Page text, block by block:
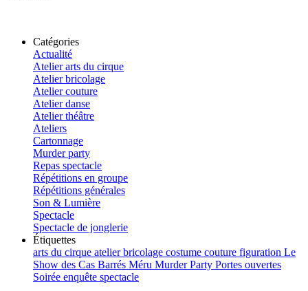
Catégories
Actualité
Atelier arts du cirque
Atelier bricolage
Atelier couture
Atelier danse
Atelier théâtre
Ateliers
Cartonnage
Murder party
Repas spectacle
Répétitions en groupe
Répétitions générales
Son & Lumière
Spectacle
Spectacle de jonglerie
Étiquettes
arts du cirque atelierbricolage costume couture figuration Le
Show des Cas Barrés Méru Murder Party Portes ouvertes
Soirée enquête spectacle